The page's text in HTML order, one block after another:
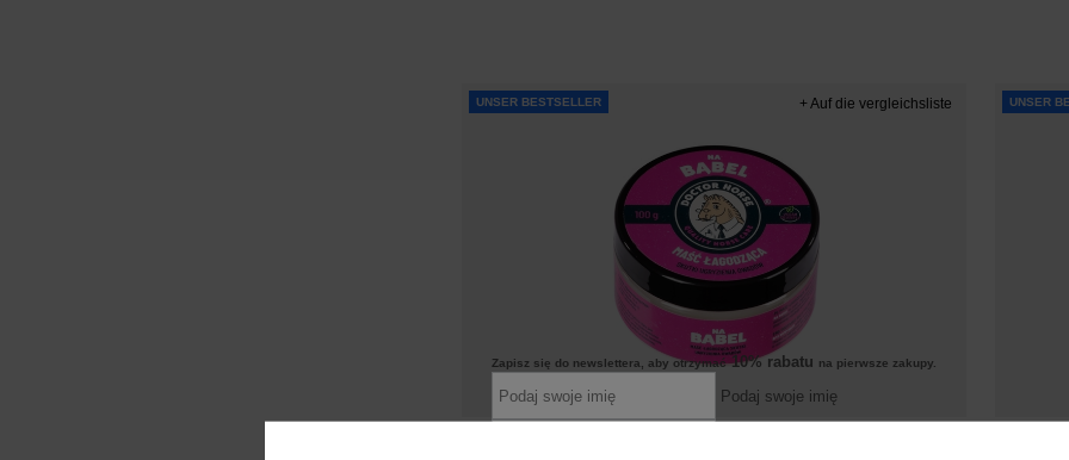
UNSER BESTSELLER + Auf die vergleichsliste UNSER
Zapisz się do newslettera, aby otrzymać10% rabatu na pierwsze zakupy.
Podaj swoje imię